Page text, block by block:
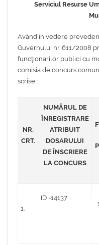
Serviciul Resurse
Având în vedere
Guvernului nr. 611/2008
funcţionarilor publici cu
comisia de concurs
scrise :
NR.
CRT.
NUMĂRUL DE
ÎNREGISTRARE
ATRIBUIT
DOSARULUI
DE ÎNSCRIERE
LA CONCURS
1.
ID -14137